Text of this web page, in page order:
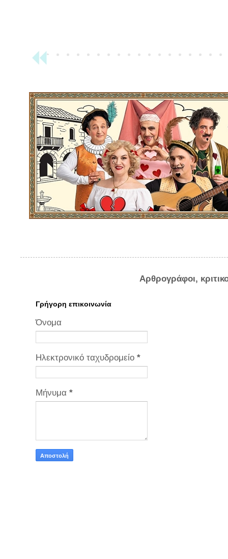
Αρθρογράφοι,
Γρήγορη επικοινωνία
Όνομα
Ηλεκτρονικό ταχυδρομείο *
Μήνυμα *